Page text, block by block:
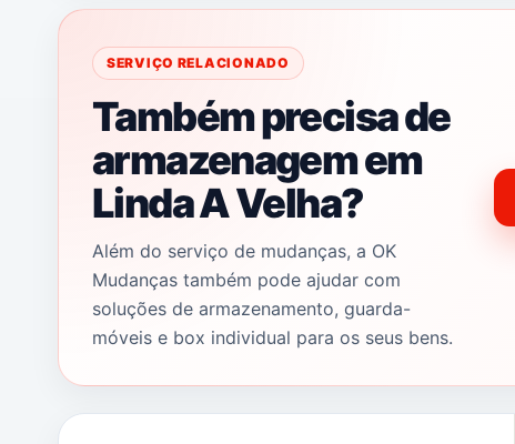
SERVIÇO RELACIONADO
Também precisa de
armazenagem em
Linda A Velha?
Além do serviço de mudanças, a OK
Mudanças também pode ajudar com
soluções de armazenamento, guarda-
móveis e box individual para os seus bens.